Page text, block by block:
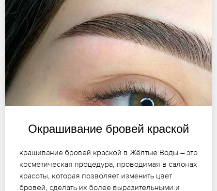
Окрашивание бровей краской
крашивание бровей краской в Жёлтые Воды – это
косметическая процедура, проводимая в салонах
красоты, которая позволяет изменить цвет
бровей, сделать их более выразительными и